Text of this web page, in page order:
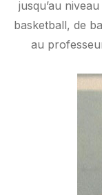
jusqu’au
basketball, de
au